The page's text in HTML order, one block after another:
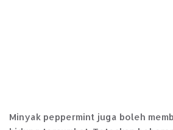
Minyak peppermint juga boleh